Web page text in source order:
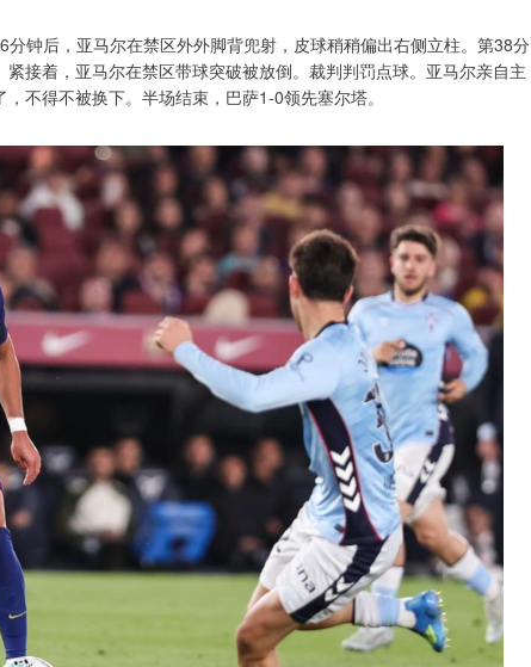
钟后，亚马尔在禁区外外脚背兜射，皮球稍稍偏出右侧立柱。第38分
接着，亚马尔在禁区带球突破被放倒。裁判判罚点球。亚马尔亲自主
不得不被换下。半场结束，巴萨1-0领先塞尔塔。